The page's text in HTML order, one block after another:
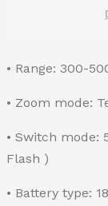
• Range: 300-
• Zoom mode:
• Switch mode:
Flash )
• Battery type: